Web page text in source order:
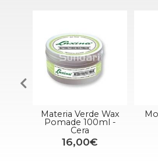
Materia Verde Wax
Pomade 100ml -
Cera
16,00€